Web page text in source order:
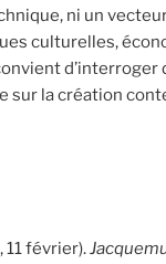
ni un
culturelles,
d’interroger
sur la création
11 février).